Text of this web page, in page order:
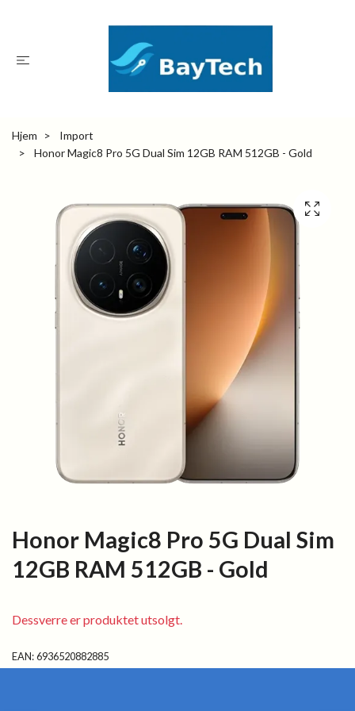
Hjem
Import
Honor Magic8 Pro 5G Dual Sim 12GB RAM 512GB - Gold
Honor Magic8 Pro 5G Dual Sim
12GB RAM 512GB - Gold
Dessverre er produktet utsolgt.
EAN:6936520882885